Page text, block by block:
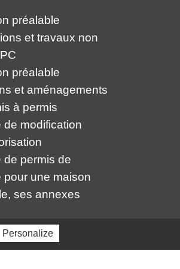
préalable
et travaux non
préalable
et aménagements
à permis
de modification
de permis de
pour une maison
ses annexes
Personalize